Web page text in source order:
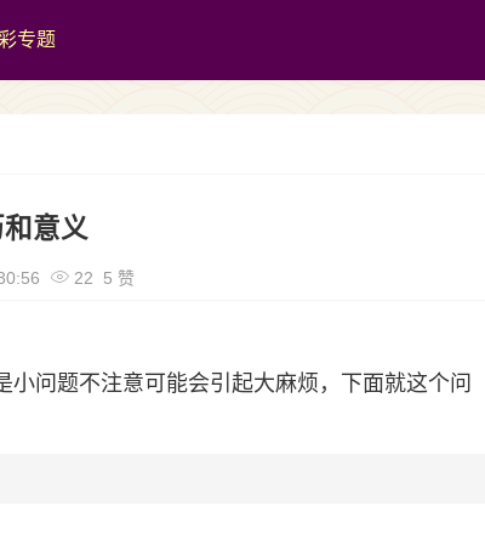
专题
意义
22 5 赞
问题不注意可能会引起大麻烦，下面就这个问